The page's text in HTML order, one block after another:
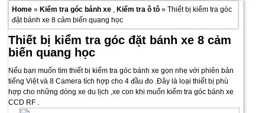
Home» Kiểm tra góc bánh xe , Kiểm tra ô tô» Thiết bị kiểm tra góc
đặt bánh xe 8 cảm biến quang học
Thiết bị kiểm tra góc đặt bánh xe 8 cảm
biến quang học
Nếu bạn muốn tìm thiết bị kiểm tra góc bánh xe gọn nhẹ với phiên bản
tiếng Việt và 8 Camera tích hợp cho 4 đầu đo .Đây là loại thiết bị phù
hợp cho những dòng xe du lịch ,xe con khi muốn kiểm tra góc bánh xe
CCD RF .